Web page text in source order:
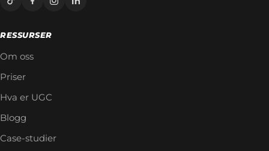
RESSURSER
Om oss
Priser
Hva er UGC
Blogg
Case-studier